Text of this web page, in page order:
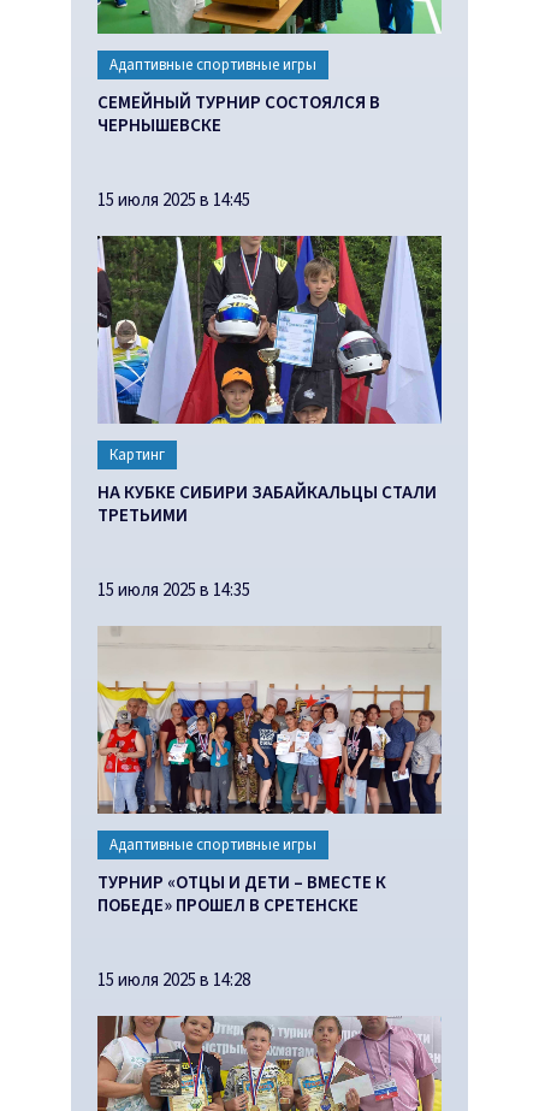
Адаптивные спортивные игры
СЕМЕЙНЫЙ ТУРНИР СОСТОЯЛСЯ В
ЧЕРНЫШЕВСКЕ
15 июля 2025 в 14:45
Картинг
НА КУБКЕ СИБИРИ ЗАБАЙКАЛЬЦЫ СТАЛИ
ТРЕТЬИМИ
15 июля 2025 в 14:35
Адаптивные спортивные игры
ТУРНИР «ОТЦЫ И ДЕТИ – ВМЕСТЕ К
ПОБЕДЕ» ПРОШЕЛ В СРЕТЕНСКЕ
15 июля 2025 в 14:28